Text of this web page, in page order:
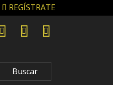
REGÍSTRATE